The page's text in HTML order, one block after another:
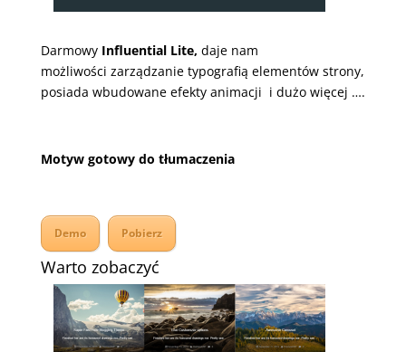
DarmowyInfluential Lite, daje nam
możliwości zarządzanie typografią elementów strony,
posiada wbudowane efekty animacji i dużo więcej ….
Motyw gotowy do tłumaczenia
Demo Pobierz
Warto zobaczyć